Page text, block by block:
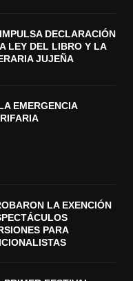
DECLARACIÓN
LEY DEL LIBRO Y LA
JUJEÑA
EMERGENCIA
LA EXENCIÓN
PARA